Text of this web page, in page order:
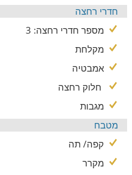
חדרי רחצה
מספר חדרי רחצה: 3
מקלחת
אמבטיה
חלוק רחצה
מגבות
מטבח
קפה/ תה
מקרר